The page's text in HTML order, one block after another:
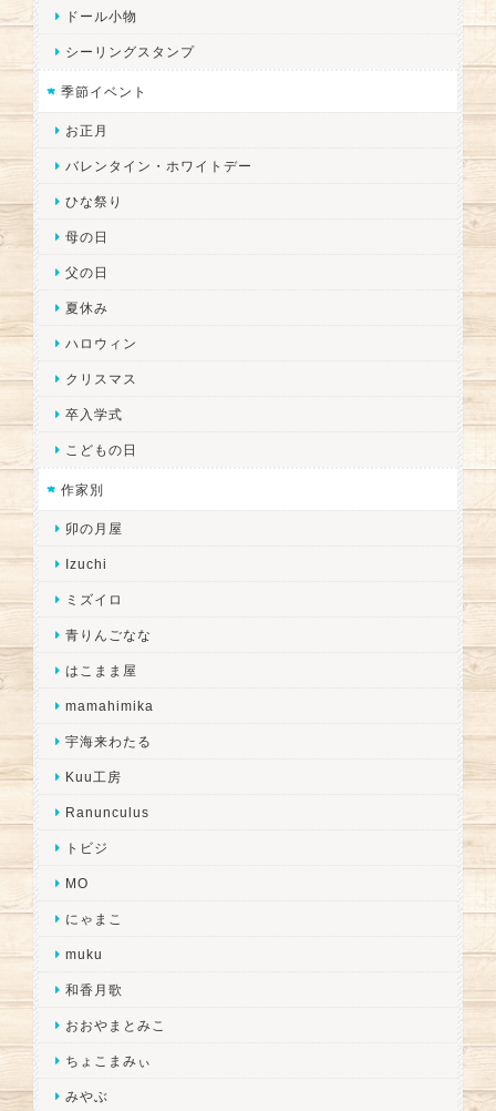
ドール小物
シーリングスタンプ
季節イベント
お正月
バレンタイン・ホワイトデー
ひな祭り
母の日
父の日
夏休み
ハロウィン
クリスマス
卒入学式
こどもの日
作家別
卯の月屋
Izuchi
ミズイロ
青りんごなな
はこまま屋
mamahimika
宇海来わたる
Kuu工房
Ranunculus
トビジ
MO
にゃまこ
muku
和香月歌
おおやまとみこ
ちょこまみぃ
みやぶ